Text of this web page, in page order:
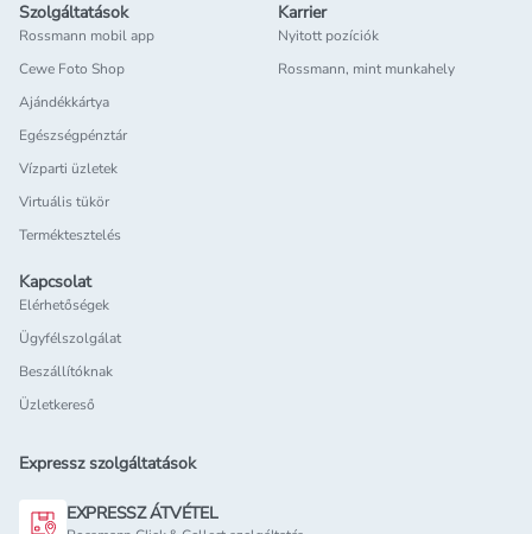
Szolgáltatások
Rossmann mobil app
Cewe Foto Shop
Ajándékkártya
Egészségpénztár
Vízparti üzletek
Virtuális tükör
Terméktesztelés
Karrier
Nyitott pozíciók
Rossmann, mint munkahely
Kapcsolat
Elérhetőségek
Ügyfélszolgálat
Beszállítóknak
Üzletkereső
Expressz szolgáltatások
EXPRESSZ ÁTVÉTEL